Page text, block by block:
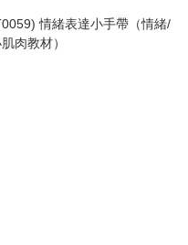
情緒表達小手帶（情緒/
肉教材）